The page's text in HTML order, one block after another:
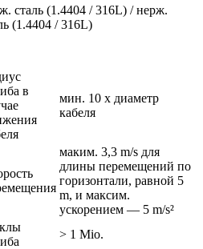
сталь (1.4404 / 316L) / нерж.
(1.4404 / 316L)
в
мин. 10 x диаметр
кабеля
маким. 3,3 m/s для
длины перемещений по
горизонтали, равной 5
m, и максим.
ускорением — 5 m/s²
> 1 Mio.